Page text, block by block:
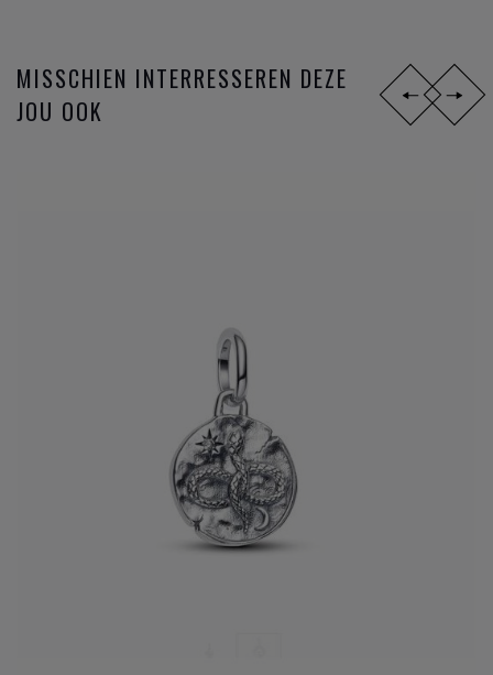
MISSCHIEN INTERRESSEREN DEZE
JOU OOK